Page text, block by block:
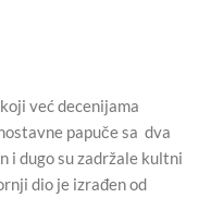
već decenijama
papuče sa dva
i dugo su zadržale kultni
dio je izrađen od